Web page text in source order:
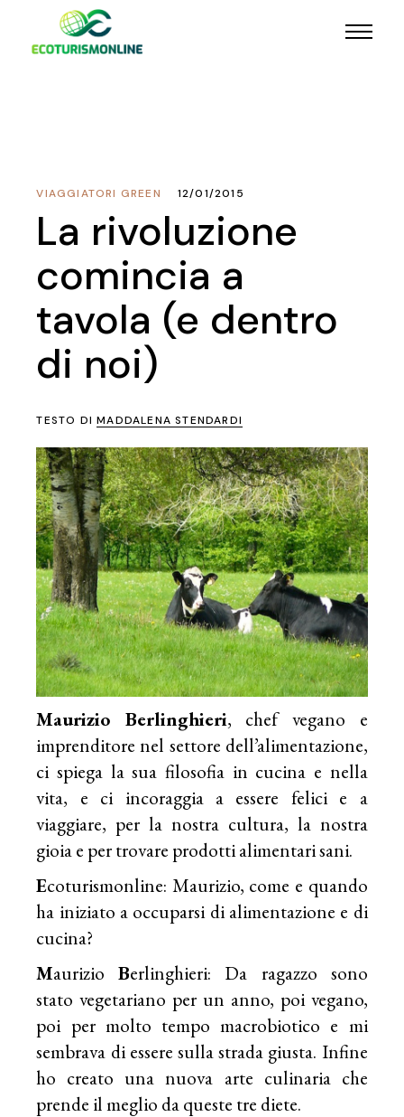
VIAGGIATORI GREEN 12/01/2015
La rivoluzione
comincia a
tavola (e dentro
di noi)
TESTO DIMADDALENA STENDARDI
Maurizio Berlinghieri, chef vegano e
imprenditore nel settore dell’alimentazione,
ci spiega la sua filosofia in cucina e nella
vita, e ci incoraggia a essere felici e a
viaggiare, per la nostra cultura, la nostra
gioia e per trovare prodotti alimentari sani.
Ecoturismonline: Maurizio, come e quando
ha iniziato a occuparsi di alimentazione e di
cucina?
MaurizioBerlinghieri: Da ragazzo sono
stato vegetariano per un anno, poi vegano,
poi per molto tempo macrobiotico e mi
sembrava di essere sulla strada giusta. Infine
ho creato una nuova arte culinaria che
prende il meglio da queste tre diete.